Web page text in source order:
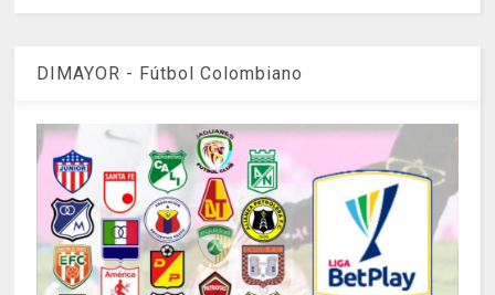
DIMAYOR - Fútbol Colombiano